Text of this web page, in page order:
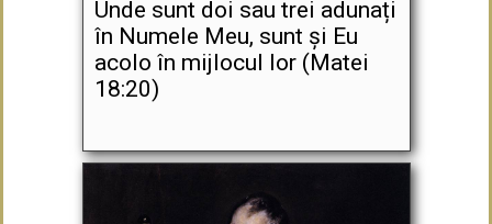
Unde sunt doi sau trei adunați
în Numele Meu, sunt și Eu
acolo în mijlocul lor (Matei
18:20)